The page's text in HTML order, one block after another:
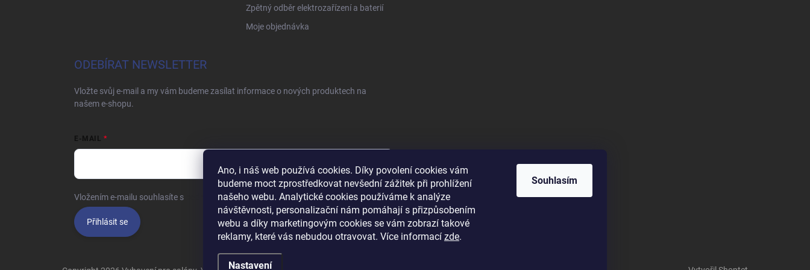
Ano, i náš web používá cookies. Díky povolení cookies vám
budeme moct zprostředkovat nevšední zážitek při prohlížení
našeho webu. Analytické cookies používáme k analýze
návštěvnosti, personalizační nám pomáhají s přizpůsobením
webu a díky marketingovým cookies se vám zobrazí takové
reklamy, které vás nebudou otravovat. Více informací zde.
Nastavení
Souhlasím
Zpětný odběr elektrozařízení a baterií
Moje objednávka
ODEBÍRAT NEWSLETTER
Vložte svůj e-mail a my vám budeme zasílat informace o nových produktech na
našem e-shopu.
E-MAIL
Vložením e-mailu souhlasíte s podmínkami ochrany osobních údajů
Přihlásit se